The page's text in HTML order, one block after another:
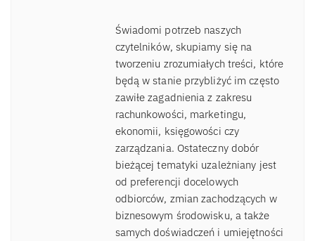
Świadomi potrzeb naszych
czytelników, skupiamy się na
tworzeniu zrozumiałych treści, które
będą w stanie przybliżyć im często
zawiłe zagadnienia z zakresu
rachunkowości, marketingu,
ekonomii, księgowości czy
zarządzania. Ostateczny dobór
bieżącej tematyki uzależniany jest
od preferencji docelowych
odbiorców, zmian zachodzących w
biznesowym środowisku, a także
samych doświadczeń i umiejętności